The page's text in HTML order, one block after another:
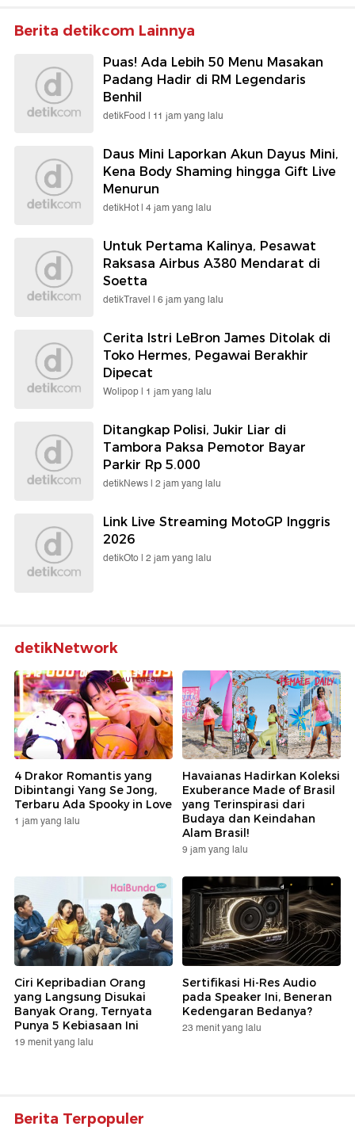
Berita detikcom Lainnya
Puas! Ada Lebih 50 Menu Masakan
Padang Hadir di RM Legendaris
Benhil
detikFood | 11 jam yang lalu
Daus Mini Laporkan Akun Dayus Mini,
Kena Body Shaming hingga Gift Live
Menurun
detikHot | 4 jam yang lalu
Untuk Pertama Kalinya, Pesawat
Raksasa Airbus A380 Mendarat di
Soetta
detikTravel | 6 jam yang lalu
Cerita Istri LeBron James Ditolak di
Toko Hermes, Pegawai Berakhir
Dipecat
Wolipop | 1 jam yang lalu
Ditangkap Polisi, Jukir Liar di
Tambora Paksa Pemotor Bayar
Parkir Rp 5.000
detikNews | 2 jam yang lalu
Link Live Streaming MotoGP Inggris
2026
detikOto | 2 jam yang lalu
detikNetwork
4 Drakor Romantis yang
Dibintangi Yang Se Jong,
Terbaru Ada Spooky in Love
1 jam yang lalu
Havaianas Hadirkan Koleksi
Exuberance Made of Brasil
yang Terinspirasi dari
Budaya dan Keindahan
Alam Brasil!
9 jam yang lalu
Ciri Kepribadian Orang
yang Langsung Disukai
Banyak Orang, Ternyata
Punya 5 Kebiasaan Ini
19 menit yang lalu
Sertifikasi Hi-Res Audio
pada Speaker Ini, Beneran
Kedengaran Bedanya?
23 menit yang lalu
Berita Terpopuler